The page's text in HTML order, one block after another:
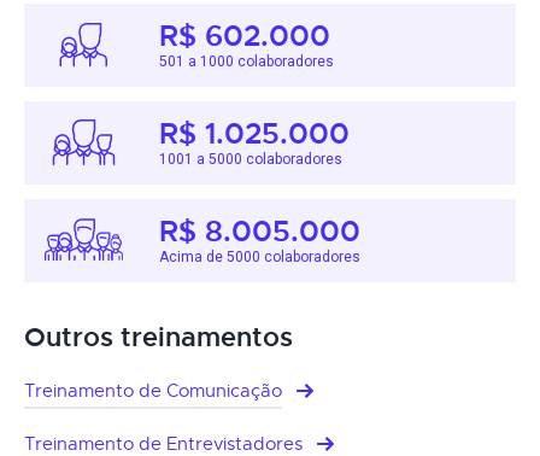
R$ 602.000
501 a 1000 colaboradores
R$ 1.025.000
1001 a 5000 colaboradores
R$ 8.005.000
Acima de 5000 colaboradores
Outros treinamentos
Treinamento de Comunicação
Treinamento de Entrevistadores